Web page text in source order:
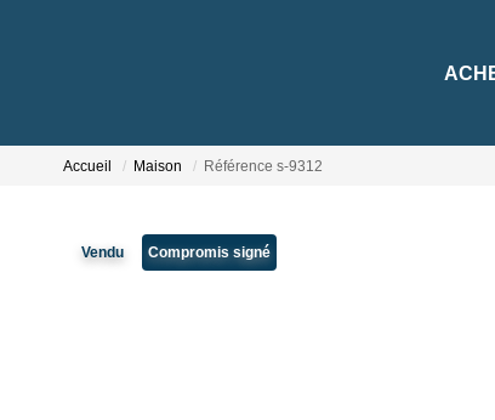
Accueil Maison Référence s-9312
Vendu Compromis signé